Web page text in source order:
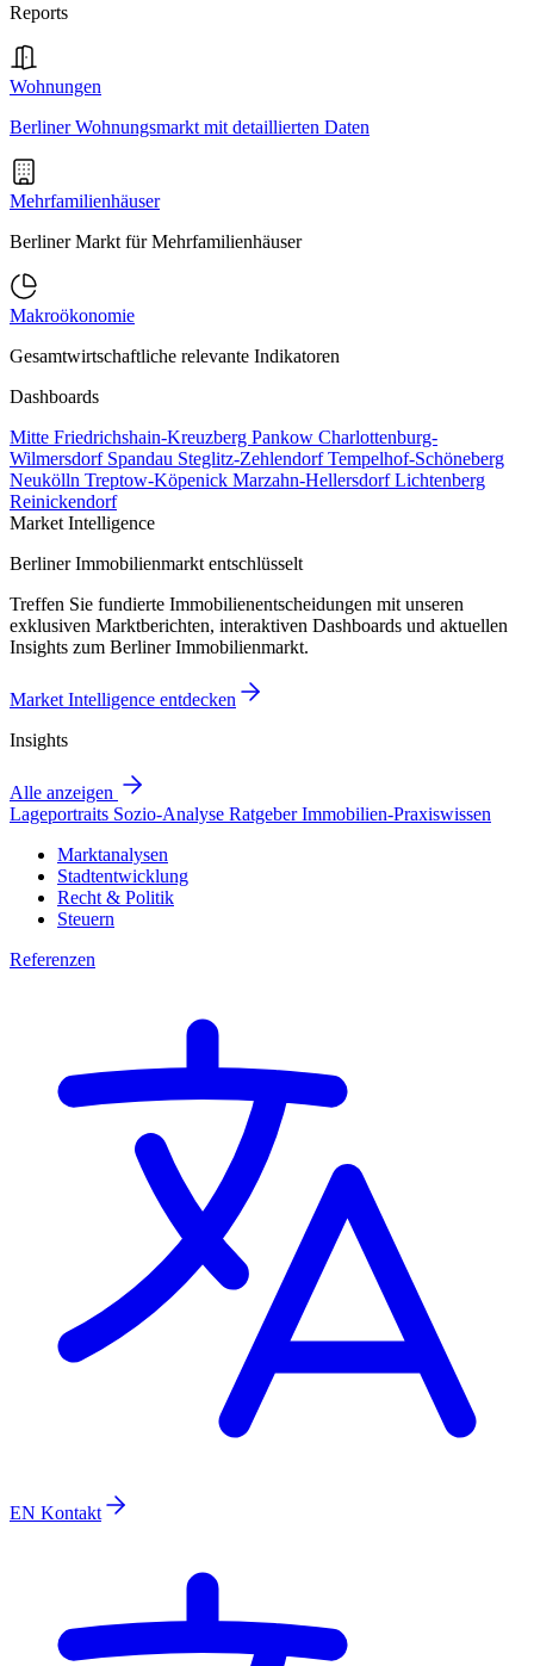
Reports
Wohnungen
Berliner Wohnungsmarkt mit detaillierten Daten
Mehrfamilienhäuser
Berliner Markt für Mehrfamilienhäuser
Makroökonomie
Gesamtwirtschaftliche relevante Indikatoren
Dashboards
Mitte Friedrichshain-Kreuzberg Pankow Charlottenburg-
Wilmersdorf Spandau Steglitz-ZehlendorfTempelhof-Schöneberg
Neukölln Treptow-Köpenick Marzahn-HellersdorfLichtenberg
Reinickendorf
Market Intelligence
Berliner Immobilienmarkt entschlüsselt
Treffen Sie fundierte Immobilienentscheidungen mit unseren
exklusiven Marktberichten, interaktiven Dashboards und aktuellen
Insights zum Berliner Immobilienmarkt.
Market Intelligence entdecken
Insights
Alle anzeigen
Lageportraits Sozio-Analyse RatgeberImmobilien-Praxiswissen
Marktanalysen
Stadtentwicklung
Recht & Politik
Steuern
Referenzen
EN Kontakt